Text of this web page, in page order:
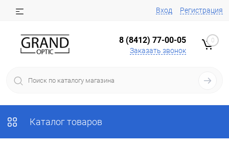
Вход Регистрация
8 (8412) 77-00-05
Заказать звонок
0
Каталог товаров